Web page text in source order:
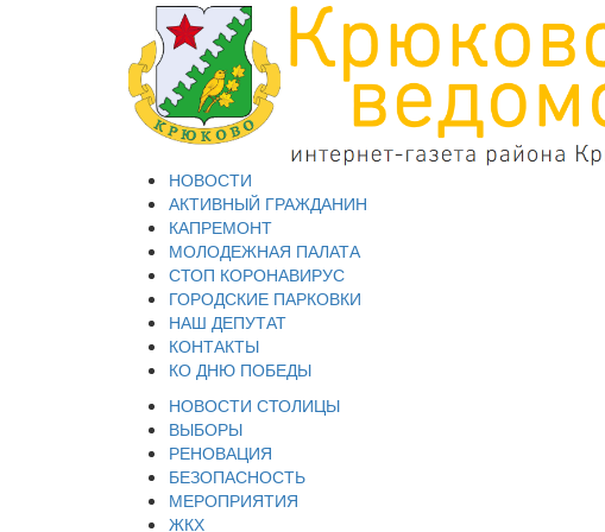
НОВОСТИ
АКТИВНЫЙ ГРАЖДАНИН
КАПРЕМОНТ
МОЛОДЕЖНАЯ ПАЛАТА
СТОП КОРОНАВИРУС
ГОРОДСКИЕ ПАРКОВКИ
НАШ ДЕПУТАТ
КОНТАКТЫ
КО ДНЮ ПОБЕДЫ
НОВОСТИ СТОЛИЦЫ
ВЫБОРЫ
РЕНОВАЦИЯ
БЕЗОПАСНОСТЬ
МЕРОПРИЯТИЯ
ЖКХ